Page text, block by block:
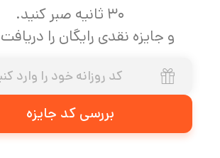
۳۰ ثانیه صبر کنید.
و جایزه نقدی رایگان را
بررسی کد جایزه